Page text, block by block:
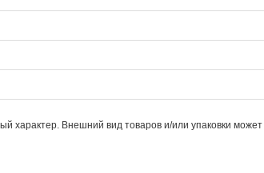
характер. Внешний вид товаров и/или упаковки